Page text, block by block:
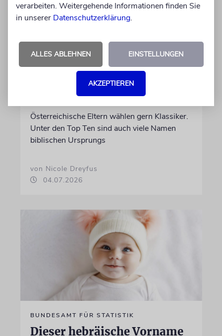
STATISTIK
Diese hebräischen
Vornamen in Österreich sind
am beliebtesten
Österreichische Eltern wählen gern Klassiker.
Unter den Top Ten sind auch viele Namen
biblischen Ursprungs
von Nicole Dreyfus
04.07.2026
BUNDESAMT FÜR STATISTIK
Dieser hebräische Vorname
verarbeiten. Weitergehende Informationen finden Sie
in unserer Datenschutzerklärung.
ALLES ABLEHNEN EINSTELLUNGEN
AKZEPTIEREN